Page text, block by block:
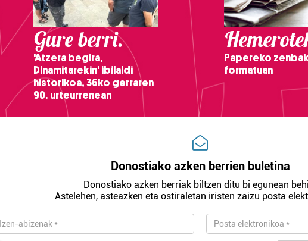
Gure berri.
'Atzera begira,
Dinamitarekin' ibilaldi
historikoa, 36ko gerraren
90. urteurrenean
Papereko
formatuan
Donostiako azken berrien buletina
Donostiako azken berriak biltzen ditu bi egunean
Astelehen, asteazken eta ostiraletan iristen zaizu posta